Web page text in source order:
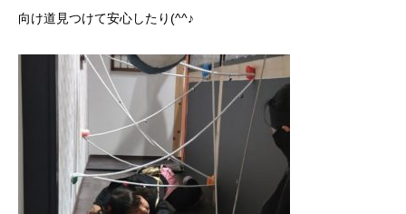
向け道見つけて安心したり(^^♪